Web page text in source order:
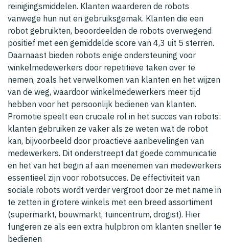
reinigingsmiddelen. Klanten waarderen de robots
vanwege hun nut en gebruiksgemak. Klanten die een
robot gebruikten, beoordeelden de robots overwegend
positief met een gemiddelde score van 4,3 uit 5 sterren.
Daarnaast bieden robots enige ondersteuning voor
winkelmedewerkers door repetitieve taken over te
nemen, zoals het verwelkomen van klanten en het wijzen
van de weg, waardoor winkelmedewerkers meer tijd
hebben voor het persoonlijk bedienen van klanten.
Promotie speelt een cruciale rol in het succes van robots:
klanten gebruiken ze vaker als ze weten wat de robot
kan, bijvoorbeeld door proactieve aanbevelingen van
medewerkers. Dit onderstreept dat goede communicatie
en het van het begin af aan meenemen van medewerkers
essentieel zijn voor robotsucces. De effectiviteit van
sociale robots wordt verder vergroot door ze met name in
te zetten in grotere winkels met een breed assortiment
(supermarkt, bouwmarkt, tuincentrum, drogist). Hier
fungeren ze als een extra hulpbron om klanten sneller te
bedienen